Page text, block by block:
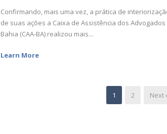
Confirmando, mais uma vez, a prática de
de suas ações a Caixa de Assistência dos Advogados
Bahia (CAA-BA) realizou mais...
Learn More
1 2 Next ›